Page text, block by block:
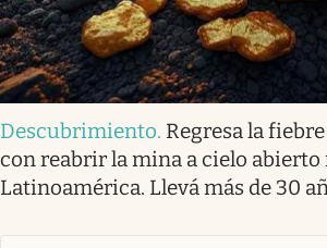
Descubrimiento. Regresa la
con reabrir la mina a cielo abierto
Latinoamérica. Llevá más de 30